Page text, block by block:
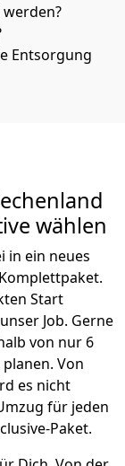
Entsorgung
wählen
in ein neues
Start
Job. Gerne
von nur 6
Von
es nicht
für jeden
Paket.